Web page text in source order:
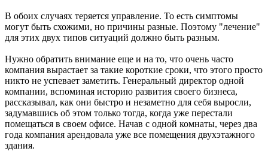
В обоих случаях теряется управление. То есть симптомы
могут быть схожими, но причины разные. Поэтому "лечение"
для этих двух типов ситуаций должно быть разным.
Нужно обратить внимание еще и на то, что очень часто
компания вырастает за такие короткие сроки, что этого просто
никто не успевает заметить. Генеральный директор одной
компании, вспоминая историю развития своего бизнеса,
рассказывал, как они быстро и незаметно для себя выросли,
задумавшись об этом только тогда, когда уже перестали
помещаться в своем офисе. Начав с одной комнаты, через два
года компания арендовала уже все помещения двухэтажного
здания.